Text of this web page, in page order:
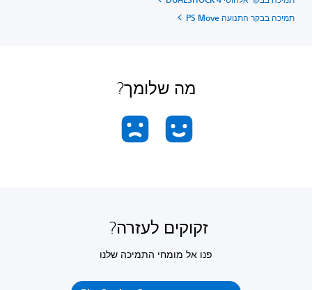
תמיכה בבקר התנועה PS Move
מה שלומך?
זקוקים לעזרה?
פנו אל מומחי התמיכה שלנו